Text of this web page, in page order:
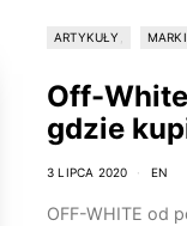
ARTYKUŁY
Off-
gdzie
3 LIPCA 2020 EN
OFF-WHITE od